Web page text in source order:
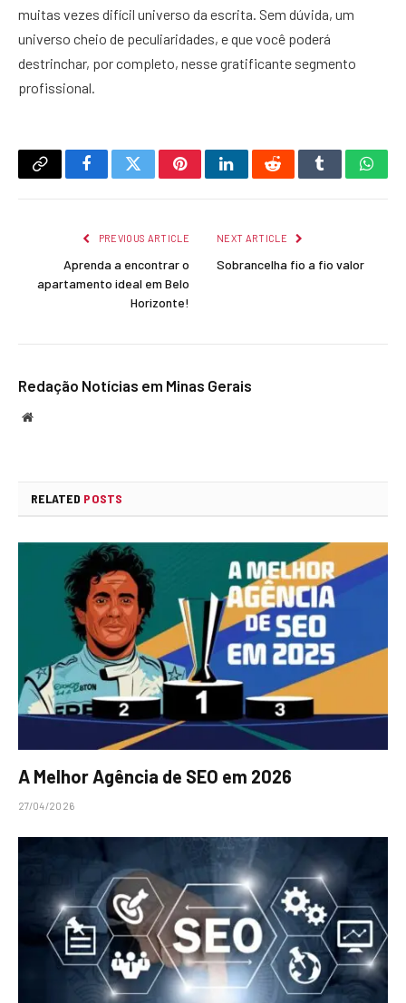
muitas vezes difícil universo da escrita. Sem dúvida, um
universo cheio de peculiaridades, e que você poderá
destrinchar, por completo, nesse gratificante segmento
profissional.
Copy
FacebookTwitterPinterestLinkedInRedditTumblr
PREVIOUS ARTICLE
Aprenda a encontrar o
apartamento ideal em Belo
Horizonte!
NEXT ARTICLE
Sobrancelha fio a fio valor
Redação Notícias em Minas Gerais
Website
RELATED POSTS
A Melhor Agência de SEO em 2026
27/04/2026